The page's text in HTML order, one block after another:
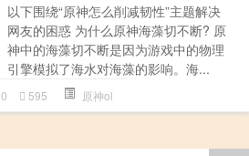
以下围绕“原神怎么削减韧性”主题解决
网友的困惑 为什么原神海藻切不断? 原
神中的海藻切不断是因为游戏中的物理
引擎模拟了海水对海藻的影响。海...
0 595 原神ol